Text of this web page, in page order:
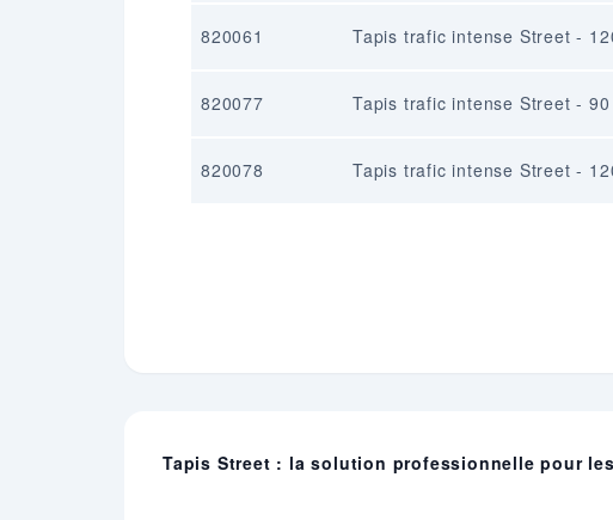
820061 Tapis trafic intense Street -
820077 Tapis trafic intense Street - 90
820078 Tapis trafic intense Street -
Tapis Street : la solution professionnelle pour